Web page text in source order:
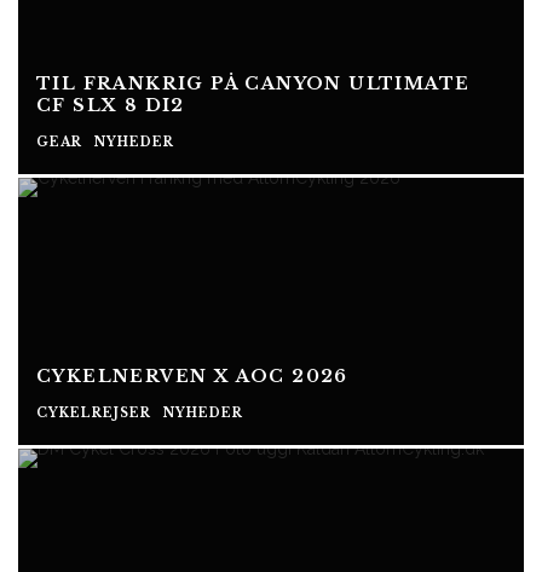
TIL FRANKRIG PÅ CANYON ULTIMATE
CF SLX 8 DI2
GEAR NYHEDER
CYKELNERVEN X AOC 2026
CYKELREJSER NYHEDER